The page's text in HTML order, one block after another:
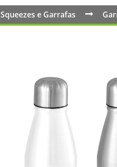
Squeezes e Garrafas